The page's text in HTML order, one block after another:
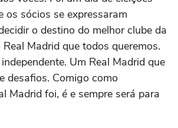
os sócios se expressaram
o destino do melhor clube da
Madrid que todos queremos.
Um Real Madrid que
desafios. Comigo como
Madrid foi, é e sempre será para